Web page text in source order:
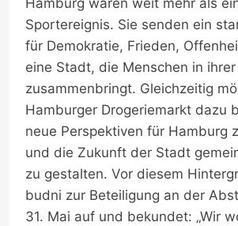
Hamburg wären weit mehr als
Sportereignis. Sie senden ein
für Demokratie, Frieden,
eine Stadt, die Menschen in
zusammenbringt. Gleichzeitig
Hamburger Drogeriemarkt dazu
neue Perspektiven für Hamburg
und die Zukunft der Stadt
zu gestalten. Vor diesem
budni zur Beteiligung an der
31. Mai auf und bekundet: „Wir